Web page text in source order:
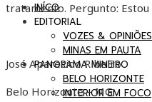
INÍCO
EDITORIAL
VOZES & OPINIÕES
MINAS EM PAUTA
PANORAMA MINEIRO
BELO HORIZONTE
INTERIOR EM FOCO
tratamento. Pergunto:
José Aparecido Ribeiro
Belo Horizonte – MG